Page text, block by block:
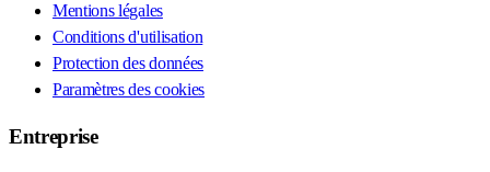
Mentions légales
Conditions d'utilisation
Protection des données
Paramètres des cookies
Entreprise